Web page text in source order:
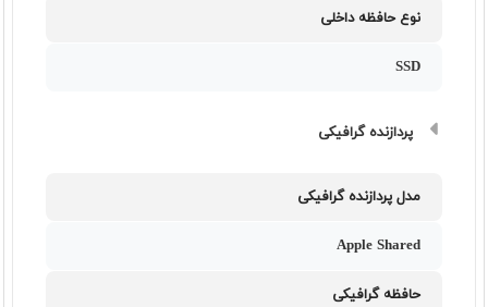
نوع حافظه داخلی
SSD
پردازنده گرافیکی
مدل پردازنده گرافیکی
Apple Shared
حافظه گرافیکی